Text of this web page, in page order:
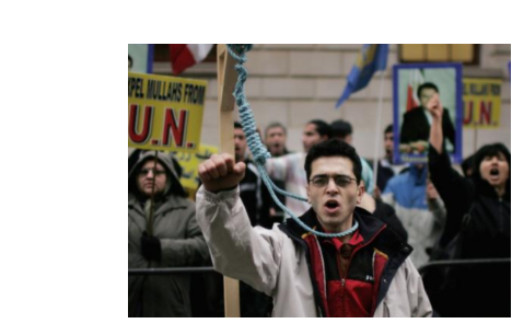
ومبنى الكونغرس والمحكمة العليا، احتجاجا على
تولي الرئيس اليساري لولا دا سيلفا السلطة.
واعتقلت قوات الأمن، 150 شخصا على الأقل من
أنصار بولسونارو، بعد أحداث فوضى عارمة، تخللها
أعمال نهب واسعة، وتخريب وتحطيم، لمحتويات
مقار السلطات […]